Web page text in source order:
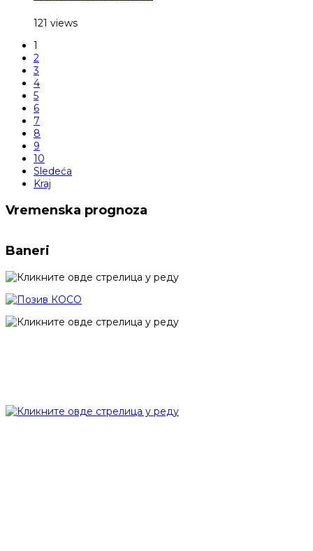
121 views
1
2
3
4
5
6
7
8
9
10
Sledeća
Kraj
Vremenska prognoza
Baneri